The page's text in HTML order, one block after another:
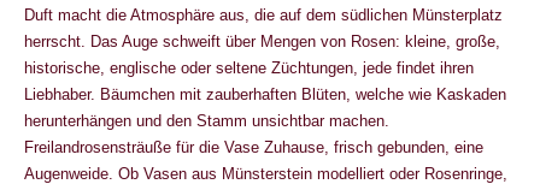
Duft macht die Atmosphäre aus, die auf dem südlichen Münsterplatz
herrscht. Das Auge schweift über Mengen von Rosen: kleine, große,
historische, englische oder seltene Züchtungen, jede findet ihren
Liebhaber. Bäumchen mit zauberhaften Blüten, welche wie Kaskaden
herunterhängen und den Stamm unsichtbar machen.
Freilandrosensträuße für die Vase Zuhause, frisch gebunden, eine
Augenweide. Ob Vasen aus Münsterstein modelliert oder Rosenringe,